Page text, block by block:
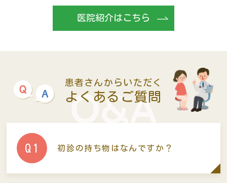
医院紹介はこちら
患者さんからいただく
よくあるご質問
Q&A
Q1 初診の持ち物はなんですか？